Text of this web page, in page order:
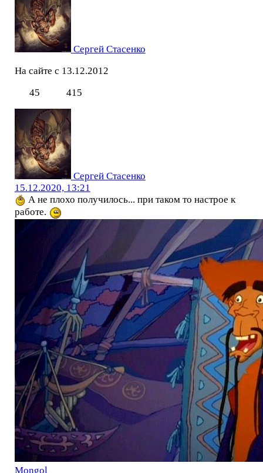
Сергей Стасенко
На сайте с 13.12.2012
45
415
Сергей Стасенко
15.12.2020, 13:21
А не плохо получилось... при таком то настрое к
работе.
Mоngol